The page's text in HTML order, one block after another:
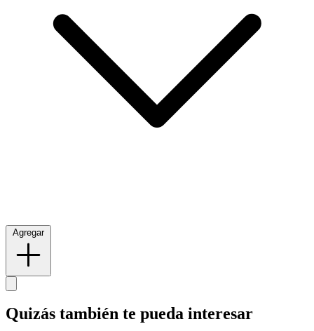
Agregar
Quizás también te pueda interesar